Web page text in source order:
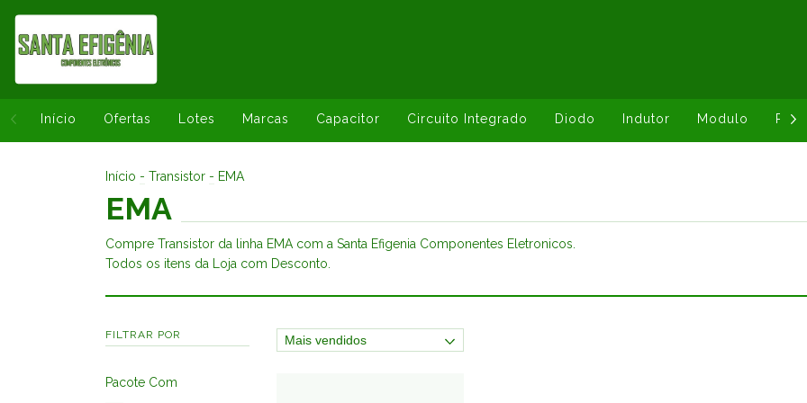
Início Ofertas Lotes Marcas Capacitor Circuito Integrado Diodo Indutor Modulo
Início - Transistor - EMA
EMA
Compre Transistor da linha EMA com a Santa Efigenia Componentes Eletronicos.
Todos os itens da Loja com Desconto.
FILTRAR POR
Pacote Com